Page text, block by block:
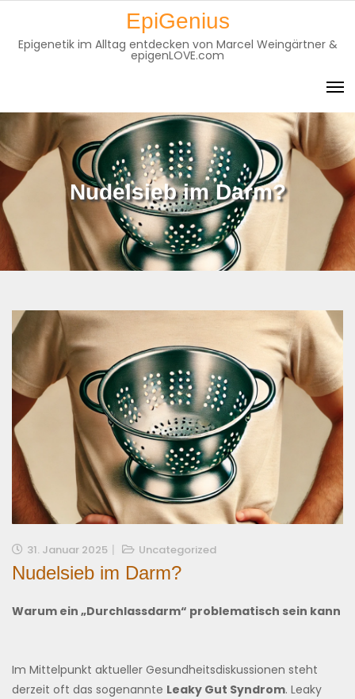
content
EpiGenius
Epigenetik im Alltag entdecken von Marcel Weingärtner &
epigenLOVE.com
Nudelsieb im Darm?
31. Januar 2025 Uncategorized
Nudelsieb im Darm?
Warum ein „Durchlassdarm“ problematisch sein kann
Im Mittelpunkt aktueller Gesundheitsdiskussionen steht
derzeit oft das sogenannte Leaky Gut Syndrom. Leaky